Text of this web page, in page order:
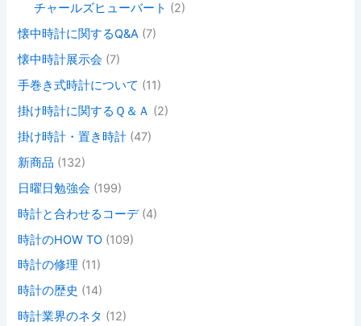
チャールズヒューバート (2)
懐中時計に関するQ&A (7)
懐中時計展示会 (7)
手巻き式時計について (11)
掛け時計に関するＱ＆Ａ (2)
掛け時計・置き時計 (47)
新商品 (132)
日曜日勉強会 (199)
時計と合わせるコーデ(4)
時計のHOW TO (109)
時計の修理 (11)
時計の歴史 (14)
時計業界のネタ (12)